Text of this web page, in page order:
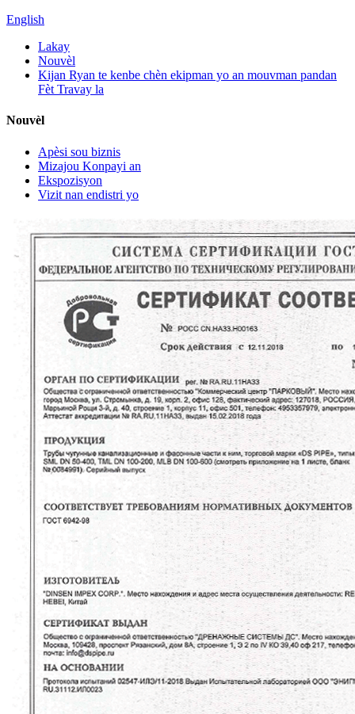
English
Lakay
Nouvèl
Kijan Ryan te kenbe chèn ekipman yo an mouvman pandan
Fèt Travay la
Nouvèl
Apèsi sou biznis
Mizajou Konpayi an
Ekspozisyon
Vizit nan endistri yo